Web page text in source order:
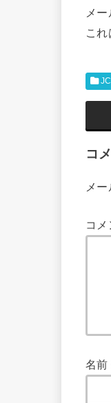
メ
これ
コ
メ
コメ
名前